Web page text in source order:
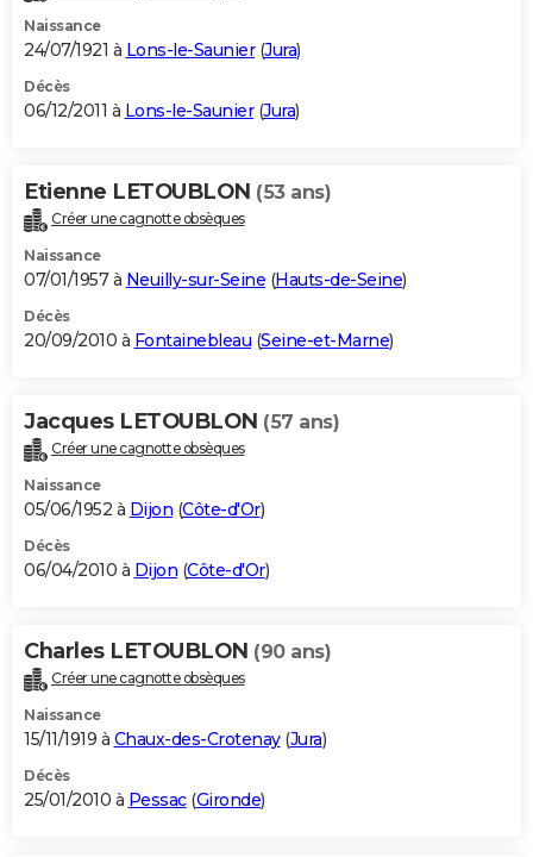
Naissance
24/07/1921 à Lons-le-Saunier(Jura)
Décès
06/12/2011 à Lons-le-Saunier(Jura)
Etienne LETOUBLON (53 ans)
Créer une cagnotte obsèques
Naissance
07/01/1957 à Neuilly-sur-Seine (Hauts-de-Seine)
Décès
20/09/2010 à Fontainebleau (Seine-et-Marne)
Jacques LETOUBLON (57 ans)
Créer une cagnotte obsèques
Naissance
05/06/1952 à Dijon (Côte-d'Or)
Décès
06/04/2010 à Dijon (Côte-d'Or)
Charles LETOUBLON (90 ans)
Créer une cagnotte obsèques
Naissance
15/11/1919 à Chaux-des-Crotenay(Jura)
Décès
25/01/2010 à Pessac(Gironde)